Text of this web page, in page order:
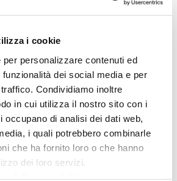
i cookie
personalizzare contenuti ed
dei social media e per
Condividiamo inoltre
in cui utilizza il nostro sito con i
occupano di analisi dei dati web,
i quali potrebbero combinarle
che ha fornito loro o che hanno
dei loro servizi.
per una serata che si
Giorgia non è solo una
unica che attraversa le
tutti. La sua voce potente e
le corde più profonde
momenti di pura magia sotto
questa occasione irripetibile di